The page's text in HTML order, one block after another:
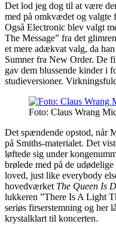
Det lod jeg dog til at være
med på omkvædet og valgte
Også Electronic blev valgt
The Message” fra det
et mere adækvat valg, da
Sumner fra New Order. De
gav dem blussende kinder i
studieversioner.
Foto: Claus Wrang
Det spændende opstod, når
på Smiths-materialet. Det
løftede sig under
brølede med på de
loved, just like everybody
hovedværket The Queen Is
lukkeren ”There Is A Light
seriøs firserstemning og her
krystalklart til koncerten.